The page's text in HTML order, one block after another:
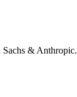
& Anthropic.